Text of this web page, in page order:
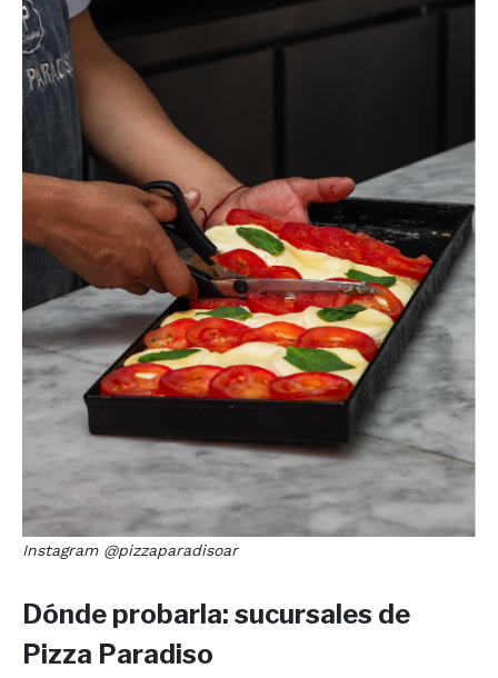
Instagram @pizzaparadisoar
Dónde probarla: sucursales de
Pizza Paradiso